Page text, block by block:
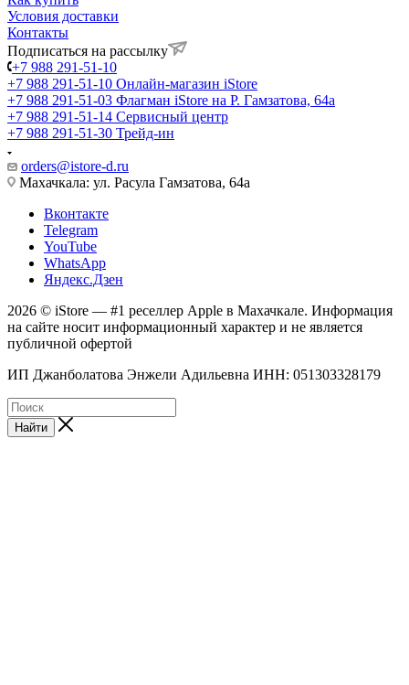
Условия доставки
Контакты
Подписаться на рассылку
+7 988 291-51-10
+7 988 291-51-10 Онлайн-магазин iStore
+7 988 291-51-03 Флагман iStore на Р. Гамзатова, 64а
+7 988 291-51-14 Сервисный центр
+7 988 291-51-30 Трейд-ин
orders@istore-d.ru
Махачкала: ул. Расула Гамзатова, 64а
Вконтакте
Telegram
YouTube
WhatsApp
Яндекс.Дзен
2026 © iStore — #1 реселлер Apple в Махачкале. Информация
на сайте носит информационный характер и не является
публичной офертой
ИП Джанболатова Энжели Адильевна ИНН: 051303328179
Найти